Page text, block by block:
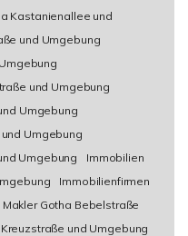
Kastanienallee und
und Umgebung
und Umgebung
Umgebung
Umgebung
Umgebung
Immobilien
Immobilienfirmen
Makler Gotha Bebelstraße
und Umgebung